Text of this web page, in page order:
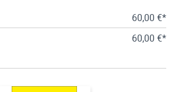
60,00 €*
60,00 €*